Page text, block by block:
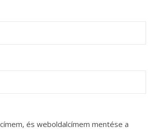
és weboldalcímem mentése a